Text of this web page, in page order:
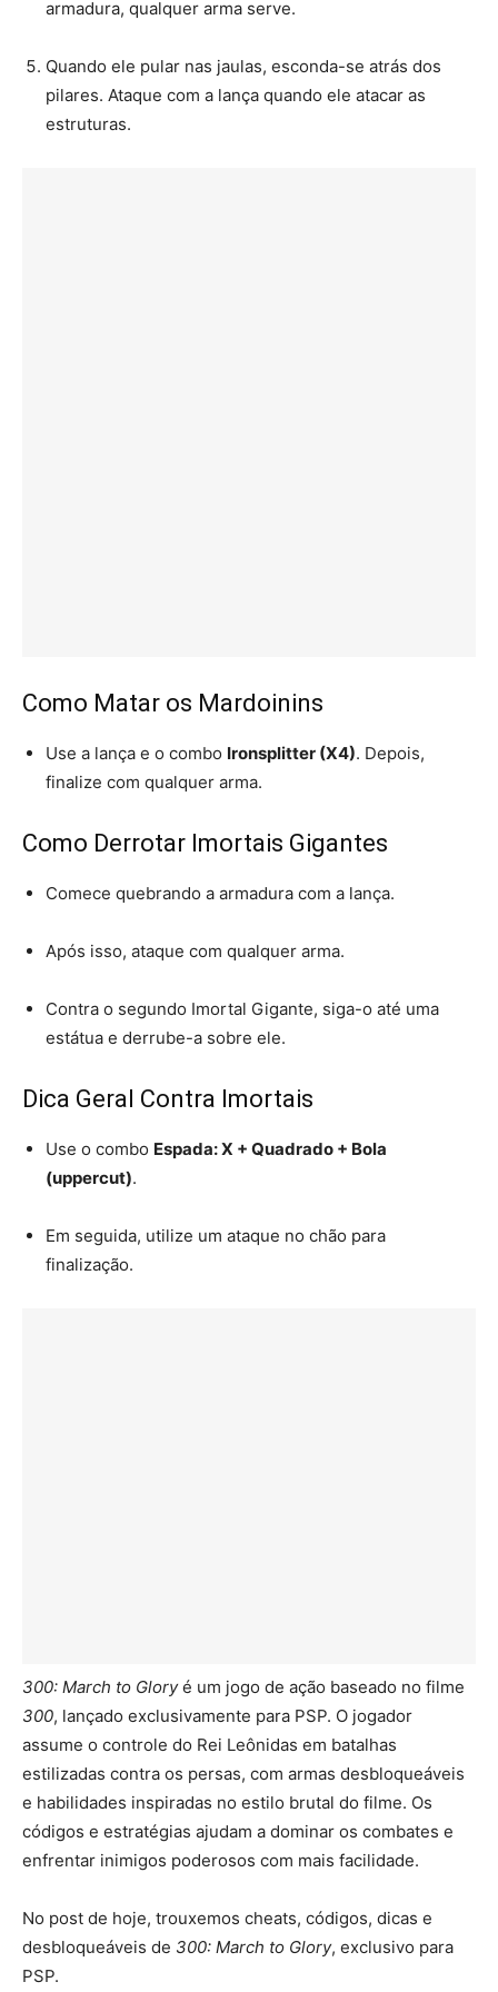
armadura, qualquer arma serve.
Quando ele pular nas jaulas, esconda-se atrás dos
pilares. Ataque com a lança quando ele atacar as
estruturas.
Como Matar os Mardoinins
Use a lança e o combo Ironsplitter (X4). Depois,
finalize com qualquer arma.
Como Derrotar Imortais Gigantes
Comece quebrando a armadura com a lança.
Após isso, ataque com qualquer arma.
Contra o segundo Imortal Gigante, siga-o até uma
estátua e derrube-a sobre ele.
Dica Geral Contra Imortais
Use o combo Espada: X + Quadrado + Bola
(uppercut).
Em seguida, utilize um ataque no chão para
finalização.
300: March to Gloryé um jogo de ação baseado no filme
300, lançado exclusivamente para PSP. O jogador
assume o controle do Rei Leônidas em batalhas
estilizadas contra os persas, com armas desbloqueáveis
e habilidades inspiradas no estilo brutal do filme. Os
códigos e estratégias ajudam a dominar os combates e
enfrentar inimigos poderosos com mais facilidade.
No post de hoje, trouxemos cheats, códigos, dicas e
desbloqueáveis de 300: March to Glory, exclusivo para
PSP.